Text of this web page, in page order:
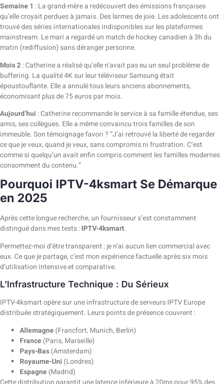
Semaine 1 : La grand-mère a redécouvert des émissions françaises
qu’elle croyait perdues à jamais. Des larmes de joie. Les adolescents ont
trouvé des séries internationales indisponibles sur les plateformes
mainstream. Le mari a regardé un match de hockey canadien à 3h du
matin (rediffusion) sans déranger personne.
Mois 2: Catherine a réalisé qu’elle n’avait pas eu un seul problème de
buffering. La qualité 4K sur leur téléviseur Samsung était
époustouflante. Elle a annulé tous leurs anciens abonnements,
économisant plus de 75 euros par mois.
Aujourd’hui : Catherine recommande le service à sa famille étendue, ses
amis, ses collègues. Elle a même convaincu trois familles de son
immeuble. Son témoignage favori ? “J’ai retrouvé la liberté de regarder
ce que je veux, quand je veux, sans compromis ni frustration. C’est
comme si quelqu’un avait enfin compris comment les familles modernes
consomment du contenu.”
Pourquoi IPTV-4ksmart Se Démarque
en 2025
Après cette longue recherche, un fournisseur s’est constamment
distingué dans mes tests :IPTV-4ksmart.
Permettez-moi d’être transparent : je n’ai aucun lien commercial avec
eux. Ce que je partage, c’est mon expérience factuelle après six mois
d’utilisation intensive et comparative.
L’Infrastructure Technique : Du Sérieux
IPTV-4ksmart opère sur une infrastructure de serveurs IPTV Europe
distribuée stratégiquement. Leurs points de présence couvrent :
Allemagne(Francfort, Munich, Berlin)
France(Paris, Marseille)
Pays-Bas(Amsterdam)
Royaume-Uni (Londres)
Espagne(Madrid)